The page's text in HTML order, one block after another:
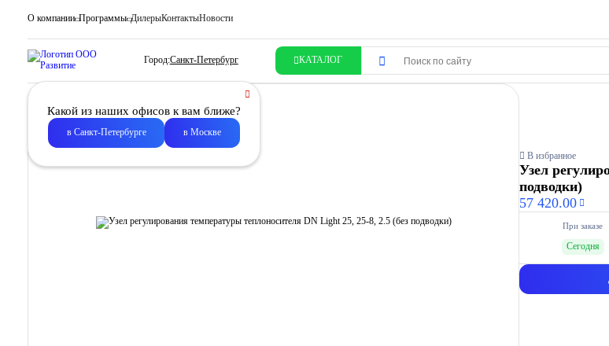
О компании Программы ДилерыКонтактыНовости
Город:Санкт-Петербург КАТАЛОГ
Какой из наших офисов к вам ближе?
в Санкт-Петербурге в Москве
В избранное
Узел
подводки)
57 420.00
При заказе
Сегодня